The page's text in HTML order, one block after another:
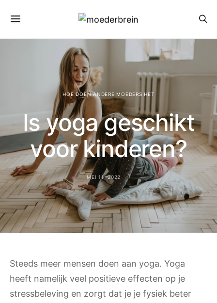
HOE DOEN ANDERE MOEDERS HET
Is yoga geschikt
voor kinderen?
MEI 11, 2022
Steeds meer mensen doen aan yoga. Yoga
heeft namelijk veel positieve effecten op je
stressbeleving en zorgt dat je je fysiek beter